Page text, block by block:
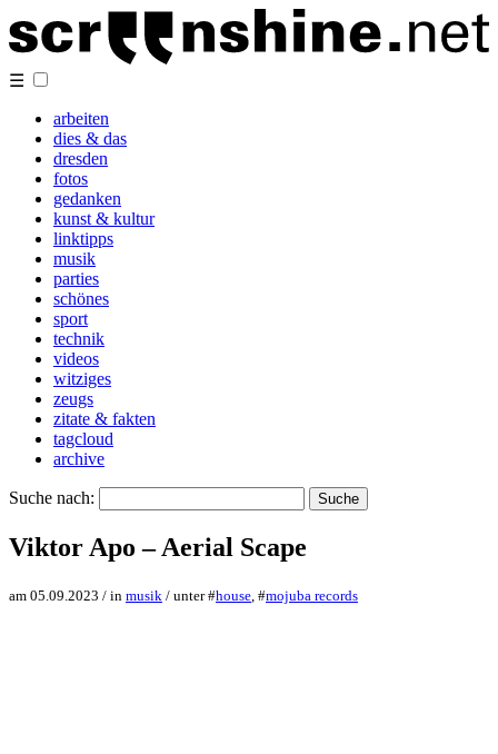
☰
arbeiten
dies & das
dresden
fotos
gedanken
kunst & kultur
linktipps
musik
parties
schönes
sport
technik
videos
witziges
zeugs
zitate & fakten
tagcloud
archive
Suche nach:
Viktor Apo – Aerial Scape
am 05.09.2023 / in musik / unter #house , #mojuba records